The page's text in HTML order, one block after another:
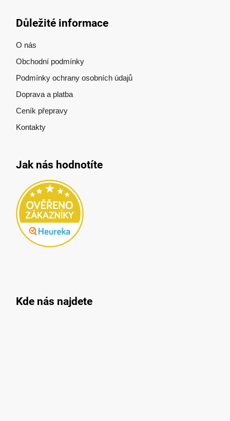
Důležité informace
O nás
Obchodní podmínky
Podmínky ochrany osobních údajů
Doprava a platba
Ceník přepravy
Kontakty
Jak nás hodnotíte
Kde nás najdete